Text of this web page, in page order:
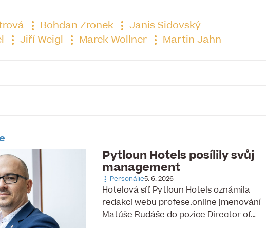
Bohdan Zronek
Janis Sidovský
Jiří Weigl Marek Wollner Martin Jahn
Pytloun Hotels posílily svůj
management
Personálie5. 6. 2026
Hotelová síť Pytloun Hotels oznámila
redakci webu profese.online jmenování
Matúše Rudáše do pozice Director of…